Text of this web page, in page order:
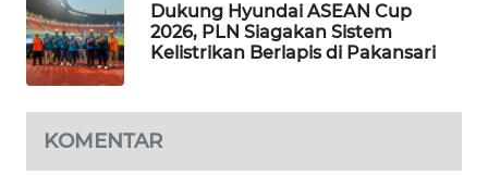
Dukung Hyundai ASEAN Cup
2026, PLN Siagakan Sistem
Kelistrikan Berlapis di Pakansari
KOMENTAR
WN
KEPULAUAN
SERIBU
WN
TANGERANG